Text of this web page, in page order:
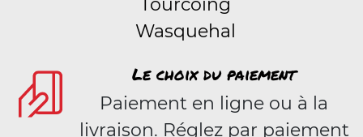
Tourcoing
Wasquehal
Le choix du paiement
Paiement en ligne ou à la
livraison. Réglez par paiement